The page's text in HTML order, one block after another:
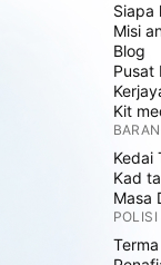
Siapa
Misi
Blog
Pusat
Kit
Kedai
Kad
Masa